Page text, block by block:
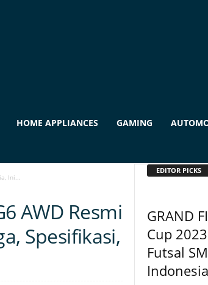
HOME APPLIANCES GAMING
Ini...
AWD Resmi
Spesifikasi,
EDITOR PICKS
GRAND
Cup
Futsal